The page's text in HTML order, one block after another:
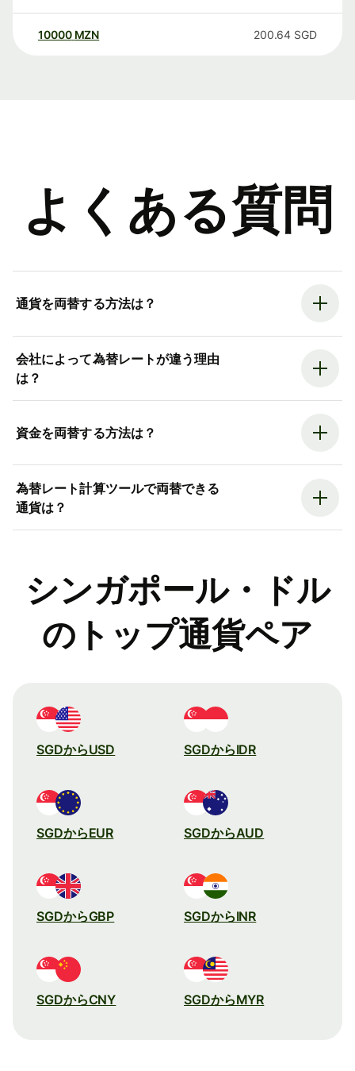
10000 MZN 200.64 SGD
よくある質問
通貨を両替する方法は？
会社によって為替レートが違う理由
は？
資金を両替する方法は？
為替レート計算ツールで両替できる
通貨は？
シンガポール・ドル
のトップ通貨ペア
SGDからUSD SGDからIDR
SGDからEUR SGDからAUD
SGDからGBP SGDからINR
SGDからCNY SGDからMYR